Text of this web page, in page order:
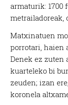
armaturik: 1700
metrailadoreak,
Matxinatuen
porrotari, haien
Denek ez zuten
kuarteleko bi
zeuden; izan
koronela